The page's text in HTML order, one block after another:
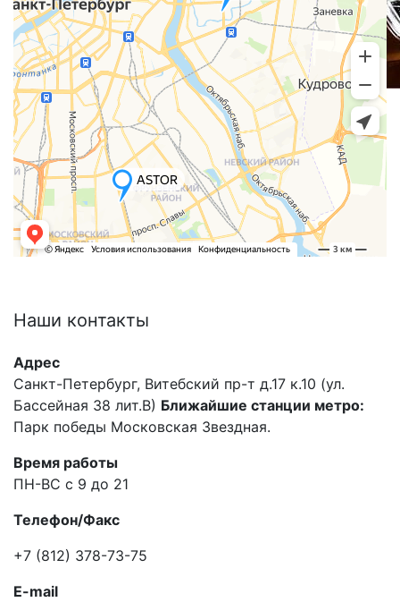
Наши контакты
Адрес
Санкт-Петербург, Витебский пр-т д.17 к.10 (ул.
Бассейная 38 лит.В) Ближайшие станции метро:
Парк победы Московская Звездная.
Время работы
ПН-ВС с 9 до 21
Телефон/Факс
+7 (812) 378-73-75
E-mail